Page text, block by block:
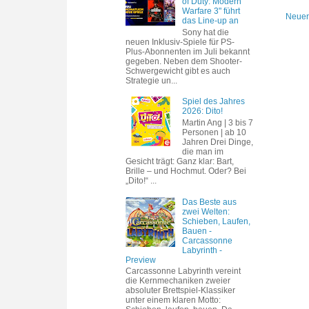
Warfare 3" führt
das Line-up an
Sony hat die
neuen Inklusiv-Spiele für PS-
Plus-Abonnenten im Juli bekannt
gegeben. Neben dem Shooter-
Schwergewicht gibt es auch
Strategie un...
Spiel des Jahres
2026: Dito!
Martin Ang | 3 bis 7
Personen | ab 10
Jahren Drei Dinge,
die man im
Gesicht trägt: Ganz klar: Bart,
Brille – und Hochmut. Oder? Bei
„Dito!“ ...
Das Beste aus
zwei Welten:
Schieben, Laufen,
Bauen -
Carcassonne
Labyrinth -
Preview
Carcassonne Labyrinth vereint
die Kernmechaniken zweier
absoluter Brettspiel-Klassiker
unter einem klaren Motto: